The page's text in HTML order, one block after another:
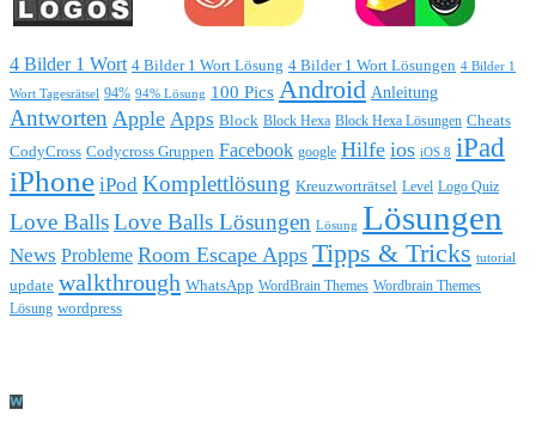
4 Bilder 1 Wort 4 Bilder 1 Wort Lösung 4 Bilder 1 Wort Lösungen 4 Bilder 1
Wort Tagesrätsel 94% 94% Lösung 100 Pics Android Anleitung
Antworten Apple Apps Block Block Hexa Block Hexa Lösungen Cheats
CodyCross Codycross Gruppen Facebook google Hilfe ios iOS 8 iPad
iPhone iPod Komplettlösung Kreuzworträtsel Level Logo Quiz
Love BallsLove Balls Lösungen Lösung Lösungen
News Probleme Room Escape Apps Tipps & Tricks tutorial
update walkthrough WhatsApp WordBrain Themes Wordbrain Themes
Lösung wordpress